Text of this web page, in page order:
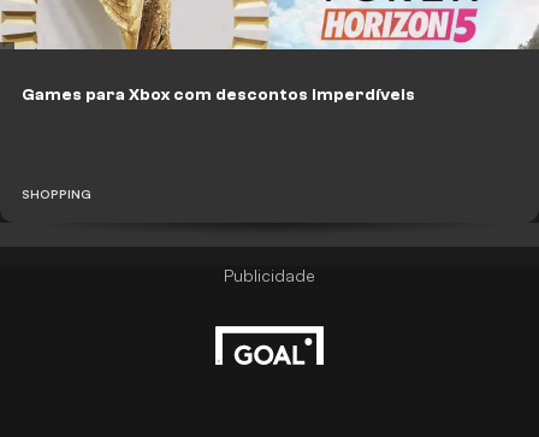
SHOPPING
Games para Xbox com descontos imperdíveis